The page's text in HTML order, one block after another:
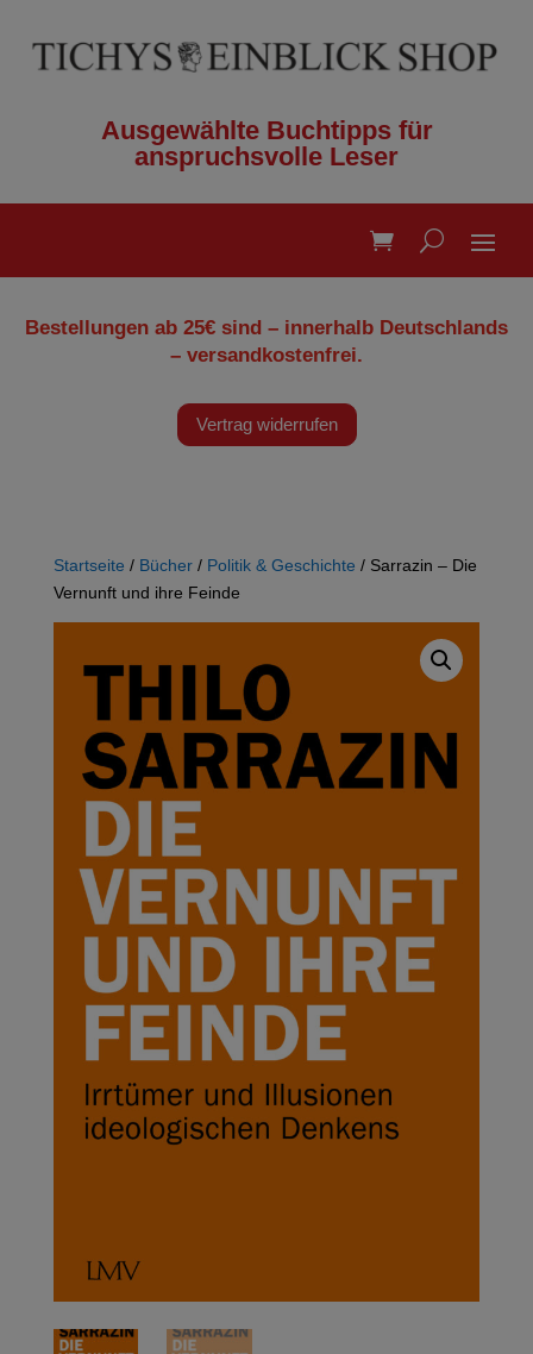
Ausgewählte Buchtipps für
anspruchsvolle Leser
Bestellungen ab 25€ sind – innerhalb Deutschlands
– versandkostenfrei.
Vertrag widerrufen
Startseite / Bücher/ Politik & Geschichte / Sarrazin – Die
Vernunft und ihre Feinde